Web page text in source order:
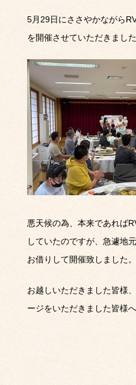
5月29日にささやかながら
を開催させていただきました
悪天候の為、本来であれば
していたのですが、急遽地
お借りして開催致しました。
お越しいただきました皆様
ージをいただきました皆様